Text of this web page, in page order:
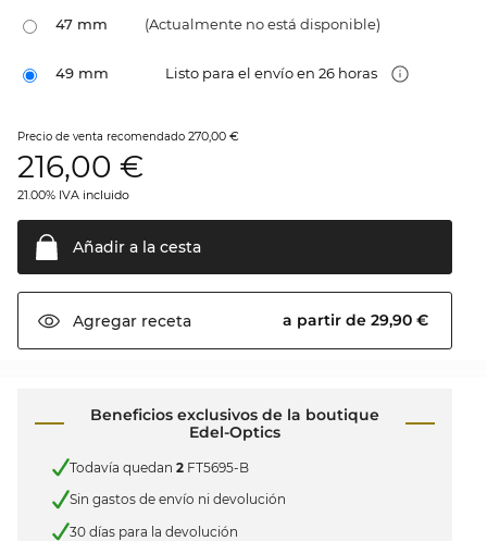
47 mm (Actualmente no está disponible)
49 mm Listo para el envío en 26 horas
Precio de venta recomendado 270,00 €
216,00 €
21.00% IVA incluido
Añadir a la cesta
Agregar receta a partir de 29,90 €
Beneficios exclusivos de la boutique
Edel-Optics
Todavía quedan 2 FT5695-B
Sin gastos de envío ni devolución
30 días para la devolución